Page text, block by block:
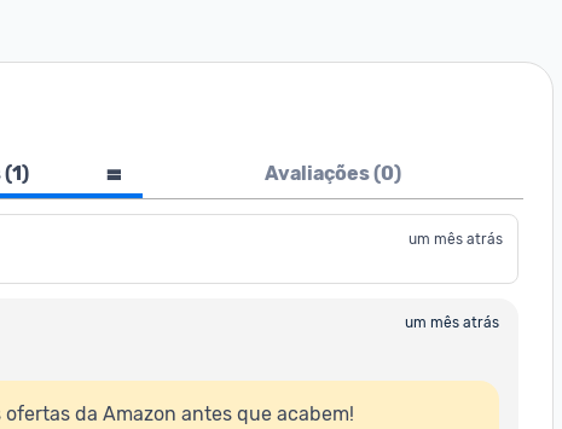
(1) Avaliações (0)
um mês atrás
um mês atrás
ofertas da Amazon antes que acabem!